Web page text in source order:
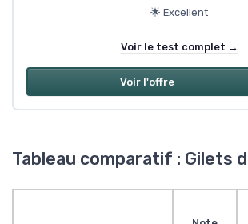
🌟 Excellent
Voir le test complet →
Voir l'offre
Tableau comparatif : Gilets